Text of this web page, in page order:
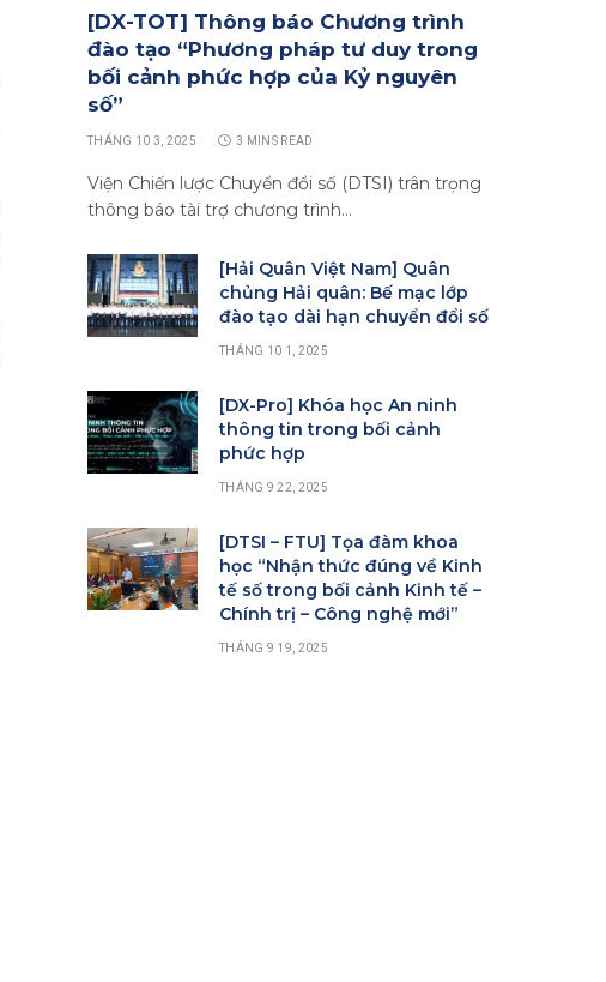
[DX-TOT] Thông báo Chương trình
đào tạo “Phương pháp tư duy trong
bối cảnh phức hợp của Kỷ nguyên
số”
THÁNG 10 3, 2025 3 MINS READ
Viện Chiến lược Chuyển đổi số (DTSI) trân trọng
thông báo tài trợ chương trình…
[Hải Quân Việt Nam] Quân
chủng Hải quân: Bế mạc lớp
đào tạo dài hạn chuyển đổi số
THÁNG 10 1, 2025
[DX-Pro] Khóa học An ninh
thông tin trong bối cảnh
phức hợp
THÁNG 9 22, 2025
[DTSI – FTU] Tọa đàm khoa
học “Nhận thức đúng về Kinh
tế số trong bối cảnh Kinh tế –
Chính trị – Công nghệ mới”
THÁNG 9 19, 2025